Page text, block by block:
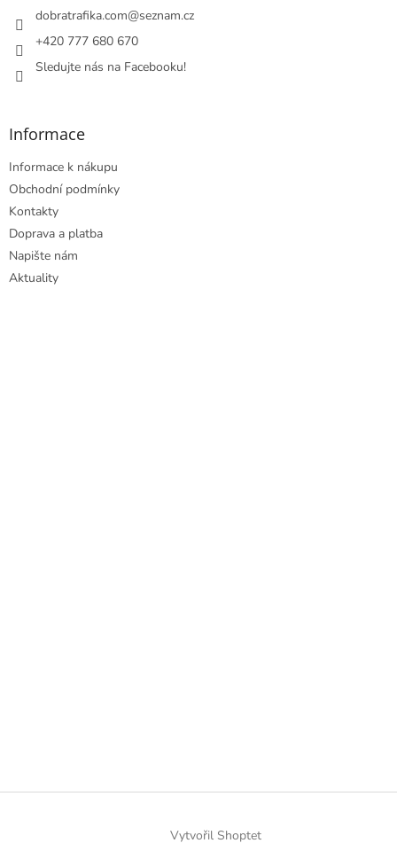
dobratrafika.com@seznam.cz
+420 777 680 670
Sledujte nás na Facebooku!
Informace
Informace k nákupu
Obchodní podmínky
Kontakty
Doprava a platba
Napište nám
Aktuality
Vytvořil Shoptet